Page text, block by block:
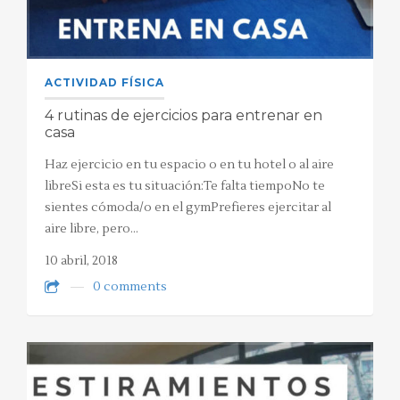
ACTIVIDAD FÍSICA
4 rutinas de ejercicios para entrenar en
casa
Haz ejercicio en tu espacio o en tu hotel o al aire
libreSi esta es tu situación:Te falta tiempoNo te
sientes cómoda/o en el gymPrefieres ejercitar al
aire libre, pero…
10 abril, 2018
0 comments